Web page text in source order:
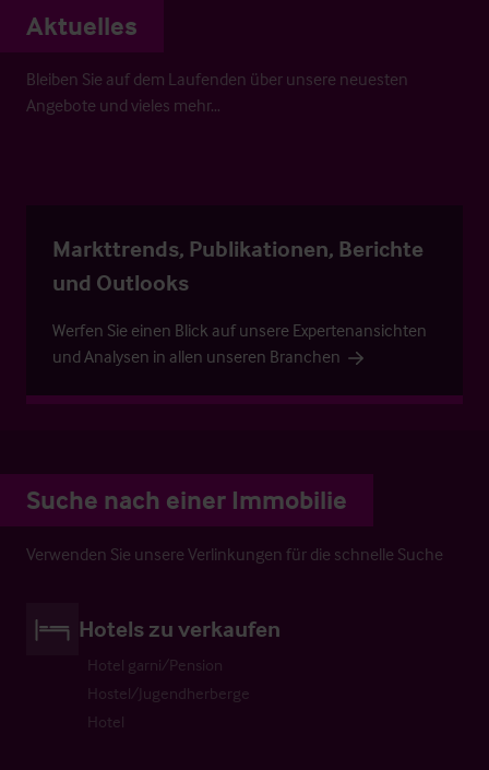
Aktuelles
Bleiben Sie auf dem Laufenden über unsere neuesten
Angebote und vieles mehr…
Markttrends, Publikationen, Berichte
und Outlooks
Werfen Sie einen Blick auf unsere Expertenansichten
und Analysen in allen unseren Branchen
Suche nach einer Immobilie
Verwenden Sie unsere Verlinkungen für die schnelle Suche
Hotels zu verkaufen
Hotel garni/Pension
Hostel/Jugendherberge
Hotel